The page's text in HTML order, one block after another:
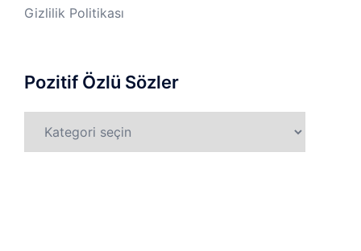
Gizlilik Politikası
Pozitif Özlü Sözler